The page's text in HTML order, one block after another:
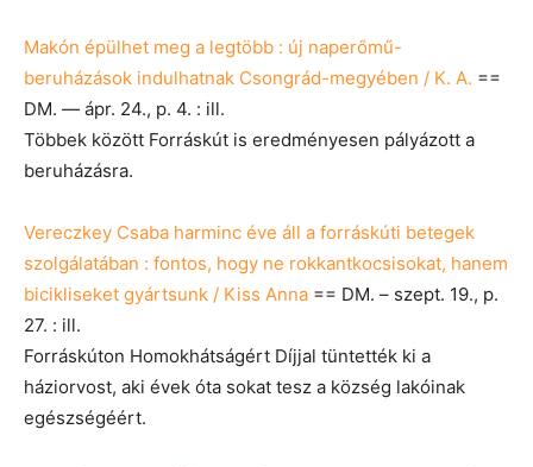
Makón épülhet meg a legtöbb : új naperőmű-
beruházások indulhatnak Csongrád-megyében / K. A. ==
DM. — ápr. 24., p. 4. : ill.
Többek között Forráskút is eredményesen pályázott a
beruházásra.
Vereczkey Csaba harminc éve áll a forráskúti betegek
szolgálatában : fontos, hogy ne rokkantkocsisokat, hanem
bicikliseket gyártsunk / Kiss Anna == DM. – szept. 19., p.
27. : ill.
Forráskúton Homokhátságért Díjjal tüntették ki a
háziorvost, aki évek óta sokat tesz a község lakóinak
egészségéért.